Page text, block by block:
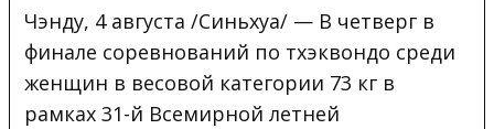
Чэнду, 4 августа /Синьхуа/ — В четверг в
финале соревнований по тхэквондо среди
женщин в весовой категории 73 кг в
рамках 31-й Всемирной летней